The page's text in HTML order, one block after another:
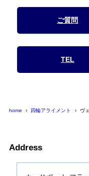
ご質問
TEL
home 四輪アライメント ヴ
Address